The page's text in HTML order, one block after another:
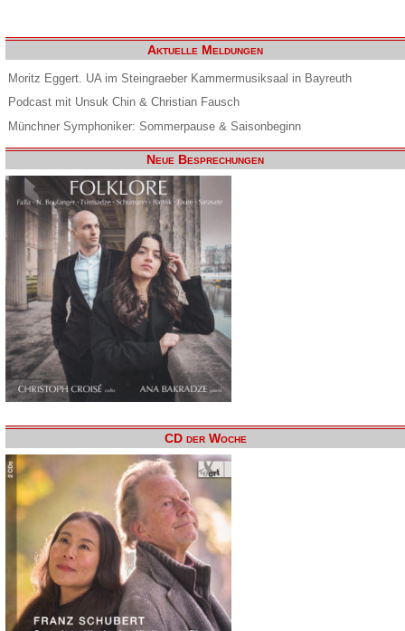
Aktuelle Meldungen
Moritz Eggert. UA im Steingraeber Kammermusiksaal in Bayreuth
Podcast mit Unsuk Chin & Christian Fausch
Münchner Symphoniker: Sommerpause & Saisonbeginn
Neue Besprechungen
CD der Woche